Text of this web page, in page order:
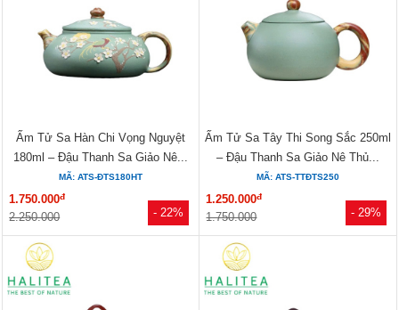
- 22%
Ấm Tử Sa Hàn Chi Vọng Nguyệt
180ml – Đậu Thanh Sa Giảo Nê...
MÃ: ATS-ĐTS180HT
1.750.000đ
2.250.000 - 29%
Ấm Tử Sa Tây Thi Song Sắc 250ml
– Đậu Thanh Sa Giảo Nê Thủ...
MÃ: ATS-TTĐTS250
1.250.000đ
1.750.000